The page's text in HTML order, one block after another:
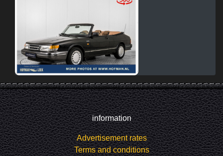
information
Advertisement rates
Terms and conditions